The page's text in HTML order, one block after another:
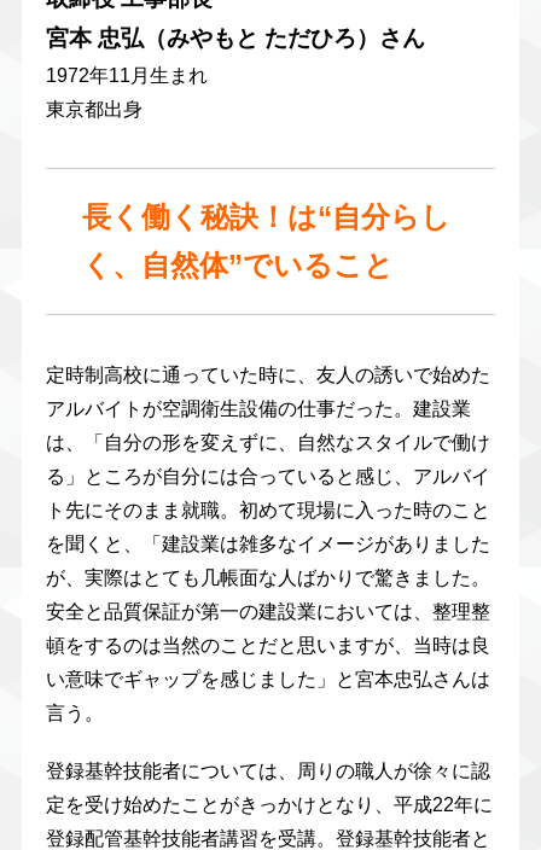
宮本 忠弘（みやもと ただひろ）さん
1972年11月生まれ
東京都出身
長く働く秘訣！は“自分らし
く、自然体”でいること
定時制高校に通っていた時に、友人の誘いで始めた
アルバイトが空調衛生設備の仕事だった。建設業
は、「自分の形を変えずに、自然なスタイルで働け
る」ところが自分には合っていると感じ、アルバイ
ト先にそのまま就職。初めて現場に入った時のこと
を聞くと、「建設業は雑多なイメージがありました
が、実際はとても几帳面な人ばかりで驚きました。
安全と品質保証が第一の建設業においては、整理整
頓をするのは当然のことだと思いますが、当時は良
い意味でギャップを感じました」と宮本忠弘さんは
言う。
登録基幹技能者については、周りの職人が徐々に認
定を受け始めたことがきっかけとなり、平成22年に
登録配管基幹技能者講習を受講。登録基幹技能者と